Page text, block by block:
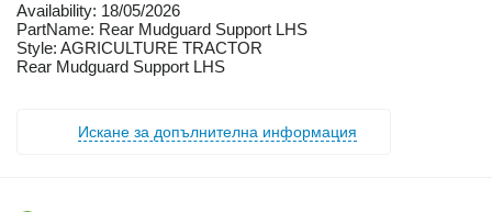
Availability: 18/05/2026
PartName: Rear Mudguard Support LHS
Style: AGRICULTURE TRACTOR
Rear Mudguard Support LHS
Искане за допълнителна информация